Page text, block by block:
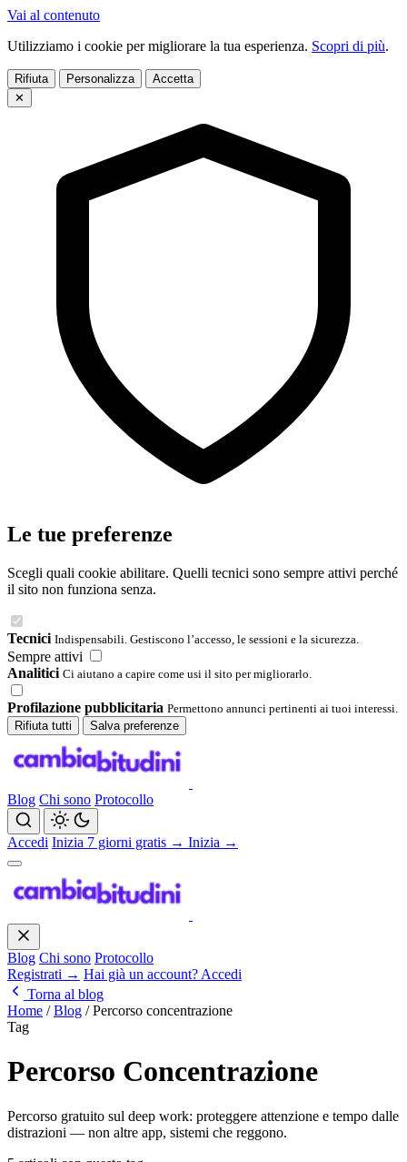
Vai al contenuto
Utilizziamo i cookie per migliorare la tua esperienza. Scopri di più.
Rifiuta Personalizza
Accetta
✕
Le tue preferenze
Scegli quali cookie abilitare. Quelli tecnici sono sempre attivi perché
il sito non funziona senza.
Tecnici Indispensabili. Gestiscono l’accesso, le sessioni e la sicurezza.
Sempre attivi
Analitici Ci aiutano a capire come usi il sito per migliorarlo.
Profilazione pubblicitaria Permettono annunci pertinenti ai tuoi interessi.
Rifiuta tutti
Salva preferenze
Blog Chi sono Protocollo
Accedi Inizia 7 giorni gratis → Inizia →
Blog Chi sono Protocollo
Registrati → Hai già un account? Accedi
Torna al blog
Home / Blog / Percorso concentrazione
Tag
Percorso Concentrazione
Percorso gratuito sul deep work: proteggere attenzione e tempo dalle
distrazioni — non altre app, sistemi che reggono.